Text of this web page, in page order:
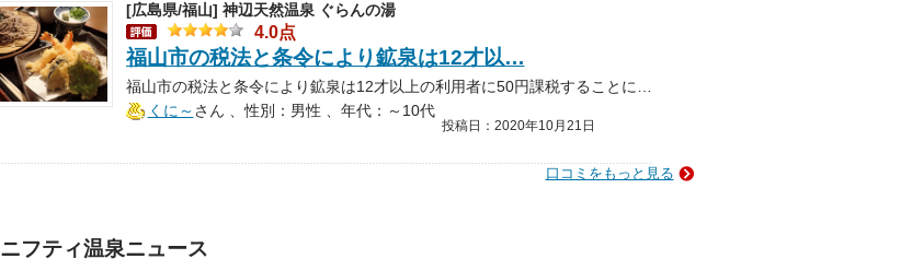
[広島県/福山] 神辺天然温泉 ぐらんの湯
4.0点
福山市の税法と条令により鉱泉は12才以…
福山市の税法と条令により鉱泉は12才以上の利用者に50円課税することになっているそうです。温泉を利用しない800円の券も売られているものの、入湯税を払った人との区別がわか…
くに～ さん 、性別：男性 、年代：～10代
投稿日：2020年10月21日
口コミをもっと見る
ニフティ温泉ニュース